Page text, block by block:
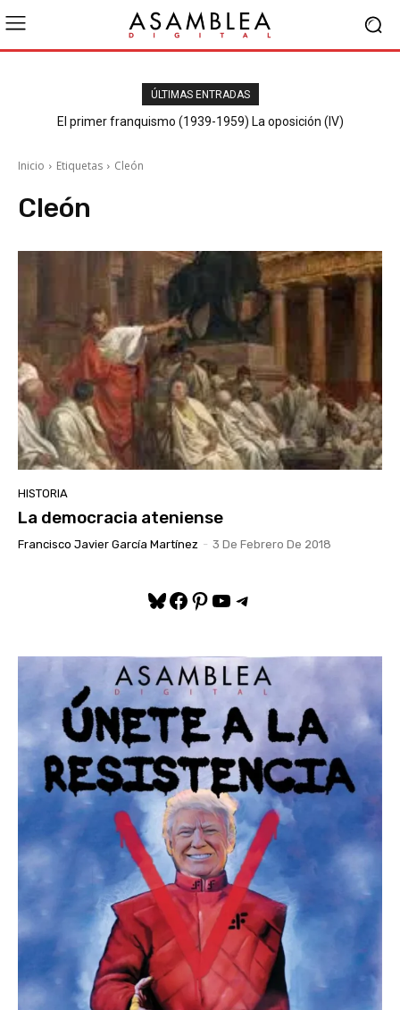
ÚLTIMAS ENTRADAS
El primer franquismo (1939-1959) La oposición (IV)
Inicio Etiquetas Cleón
Cleón
HISTORIA
La democracia ateniense
Francisco Javier García Martínez - 3 De Febrero De 2018
Bluesky
Facebook
Pinterest
YouTube
Telegram